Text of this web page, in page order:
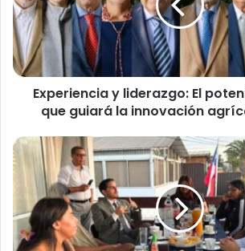
r
i
e
n
c
l
i
z
Experiencia y liderazgo: El
que guiará la innovación
J
ó
n
s